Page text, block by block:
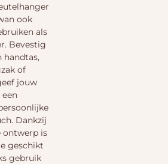
ook
als
Bevestig
handtas,
of
jouw
Dankzij
ontwerp is
geschikt
gebruik